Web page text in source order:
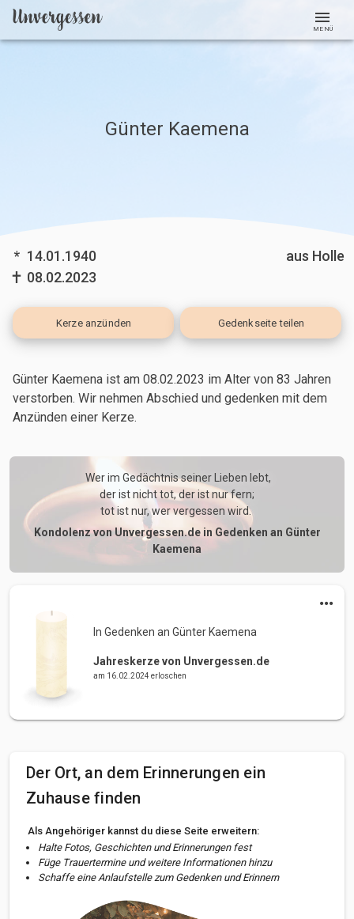
MENÜ
Günter Kaemena
* 14.01.1940
08.02.2023
aus Holle
Kerze anzünden Gedenkseite teilen
Günter Kaemena ist am 08.02.2023 im Alter von 83 Jahren
verstorben. Wir nehmen Abschied und gedenken mit dem
Anzünden einer Kerze.
Wer im Gedächtnis seiner Lieben lebt,
der ist nicht tot, der ist nur fern;
tot ist nur, wer vergessen wird.
Kondolenz von Unvergessen.de in Gedenken an Günter
Kaemena
In Gedenken an Günter Kaemena
Jahreskerze von Unvergessen.de
am 16.02.2024 erloschen
Der Ort, an dem Erinnerungen ein
Zuhause finden
Als Angehöriger kannst du diese Seite erweitern:
Halte Fotos, Geschichten und Erinnerungen fest
Füge Trauertermine und weitere Informationen hinzu
Schaffe eine Anlaufstelle zum Gedenken und Erinnern